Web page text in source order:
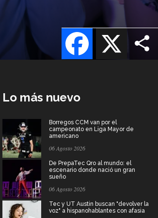
X
Facebook
Lo más nuevo
Borregos CCM van por el
campeonato en Liga Mayor de
americano
06 Agosto 2026
De PrepaTec Qro al mundo: el
escenario donde nació un gran
sueño
06 Agosto 2026
Tec y UT Austin buscan "devolver la
voz" a hispanohablantes con afasia